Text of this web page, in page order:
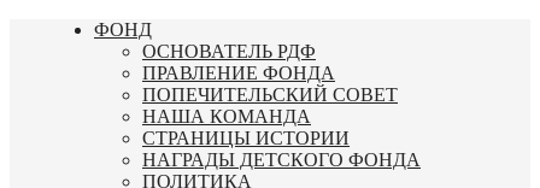
Перейти
ФОНД
ОСНОВАТЕЛЬ РДФ
ПРАВЛЕНИЕ ФОНДА
ПОПЕЧИТЕЛЬСКИЙ СОВЕТ
НАША КОМАНДА
СТРАНИЦЫ ИСТОРИИ
НАГРАДЫ ДЕТСКОГО ФОНДА
ПОЛИТИКА